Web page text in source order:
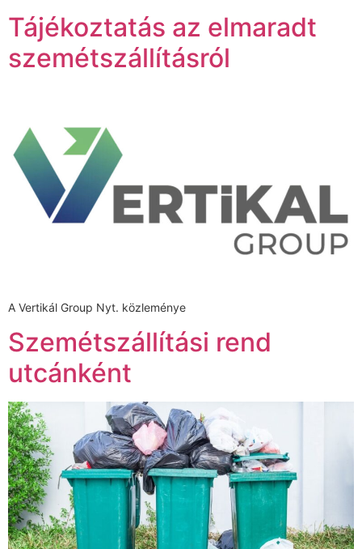
Tájékoztatás az elmaradt
szemétszállításról
A Vertikál Group Nyt. közleménye
Szemétszállítási rend
utcánként